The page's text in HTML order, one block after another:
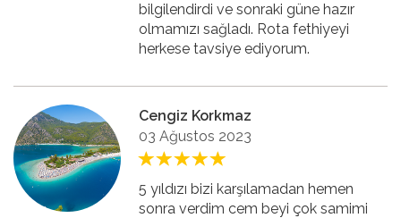
bilgilendirdi ve sonraki güne hazır
olmamızı sağladı. Rota fethiyeyi
herkese tavsiye ediyorum.
Cengiz Korkmaz
03 Ağustos 2023
5 yıldızı bizi karşılamadan hemen
sonra verdim cem beyi çok samimi